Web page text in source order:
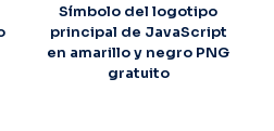
Símbolo del logotipo
principal de JavaScript
en amarillo y negro PNG
gratuito